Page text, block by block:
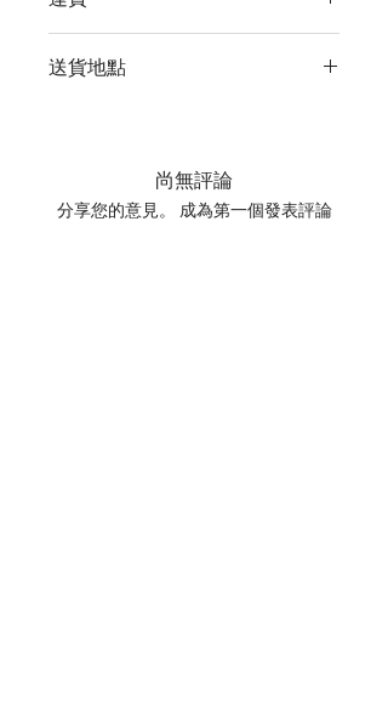
服務。如需送貨至其他地區，請電郵至
送貨地點
郵至 cs@wineocork.com 聯絡客戶服務
尚無評論
分享您的意見。 成為第一個發表評論